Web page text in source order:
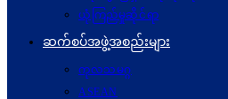
ယုံကြည်မှုဆိုင်ရာ
ဆက်စပ်အဖွဲ့အစည်းများ
ကုလသမဂ္ဂ
ASEAN